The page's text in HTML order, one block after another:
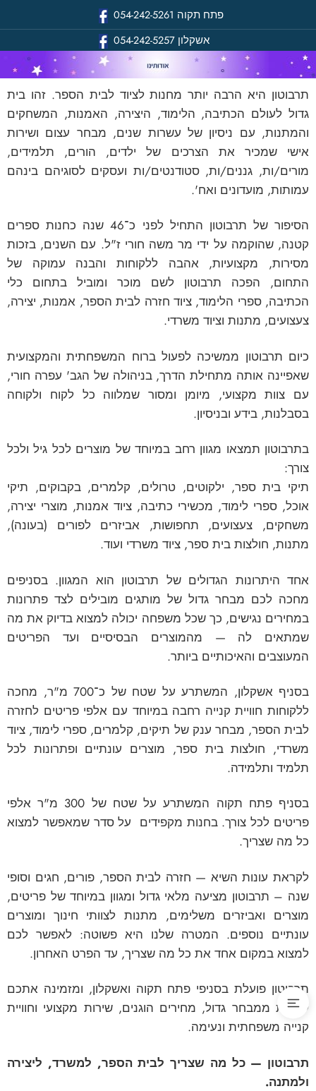
פתח תקוה 054-242-5261
אשקלון054-242-5257
תרבוטון היא הרבה יותר מחנות לציוד לבית הספר. זהו בית
גדול לעולם הכתיבה, הלימוד, היצירה, האמנות, המשחקים
והמתנות, עם ניסיון של עשרות שנים, מבחר עצום ושירות
אישי שמכיר את הצרכים של ילדים, הורים, תלמידים,
מורים/ות, גננים/ות, סטודנטים/ות ועסקים לסוגיהם בינהם
עמותות, מועדונים ואח'.
הסיפור של תרבוטון התחיל לפני כ־46 שנה כחנות ספרים
קטנה, שהוקמה על ידי מר משה חורי ז"ל. עם השנים, בזכות
מסירות, מקצועיות, אהבה ללקוחות והבנה עמוקה של
התחום, הפכה תרבוטון לשם מוכר ומוביל בתחום כלי
הכתיבה, ספרי הלימוד, ציוד חזרה לבית הספר, אמנות, יצירה,
צעצועים, מתנות וציוד משרדי.
כיום תרבוטון ממשיכה לפעול ברוח המשפחתית והמקצועית
שאפיינה אותה מתחילת הדרך, בניהולה של הגב' עפרה חורי,
עם צוות מקצועי, מיומן ומסור שמלווה כל לקוח ולקוחה
בסבלנות, בידע ובניסיון.
בתרבוטון תמצאו מגוון רחב במיוחד של מוצרים לכל גיל ולכל
צורך:
תיקי בית ספר, ילקוטים, טרולים, קלמרים, בקבוקים, תיקי
אוכל, ספרי לימוד, מכשירי כתיבה, ציוד אמנות, מוצרי יצירה,
משחקים, צעצועים, תחפושות, אביזרים לפורים (בעונה),
מתנות, חולצות בית ספר, ציוד משרדי ועוד.
אחד היתרונות הגדולים של תרבוטון הוא המגוון. בסניפים
מחכה לכם מבחר גדול של מותגים מובילים לצד פתרונות
במחירים נגישים, כך שכל משפחה יכולה למצוא בדיוק את מה
שמתאים לה — מהמוצרים הבסיסיים ועד הפריטים
המעוצבים והאיכותיים ביותר.
בסניף אשקלון, המשתרע על שטח של כ־700 מ"ר, מחכה
ללקוחות חוויית קנייה רחבה במיוחד עם אלפי פריטים לחזרה
לבית הספר, מבחר ענק של תיקים, קלמרים, ספרי לימוד, ציוד
משרדי, חולצות בית ספר, מוצרים עונתיים ופתרונות לכל
תלמיד ותלמידה.
בסניף פתח תקוה המשתרע על שטח של 300 מ"ר אלפי
פריטים לכל צורך. בחנות מקפידים על סדר שמאפשר למצוא
כל מה שצריך.
לקראת עונות השיא — חזרה לבית הספר, פורים, חגים וסופי
שנה – תרבוטון מציעה מלאי גדול ומגוון במיוחד של פריטים,
מוצרים ואביזרים משלימים, מתנות לצוותי חינוך ומוצרים
עונתיים נוספים. המטרה שלנו היא פשוטה: לאפשר לכם
למצוא במקום אחד את כל מה שצריך, עד הפרט האחרון.
תרבוטון פועלת בסניפי פתח תקוה ואשקלון, ומזמינה אתכם
ליהנות ממבחר גדול, מחירים הוגנים, שירות מקצועי וחוויית
קנייה משפחתית ונעימה.
תרבוטון — כל מה שצריך לבית הספר, למשרד, ליצירה
ולמתנה.